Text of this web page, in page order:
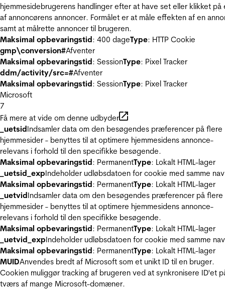
hjemmesidebrugerens handlinger efter at have set eller klikket på
af annoncørens annoncer. Formålet er at måle effekten af en
samt at målrette annoncer til brugeren.
Maksimal opbevaringstid: 400 dageType: HTTP Cookie
gmp\conversion#Afventer
Maksimal opbevaringstid: SessionType: Pixel Tracker
ddm/activity/src=#Afventer
Maksimal opbevaringstid: SessionType: Pixel Tracker
Microsoft
7
Få mere at vide om denne udbyder
_uetsidIndsamler data om den besøgendes præferencer på flere
hjemmesider - benyttes til at optimere hjemmesidens annonce-
relevans i forhold til den specifikke besøgende.
Maksimal opbevaringstid: PermanentType: Lokalt HTML-lager
_uetsid_expIndeholder udløbsdatoen for cookie med samme
Maksimal opbevaringstid: PermanentType: Lokalt HTML-lager
_uetvidIndsamler data om den besøgendes præferencer på flere
hjemmesider - benyttes til at optimere hjemmesidens annonce-
relevans i forhold til den specifikke besøgende.
Maksimal opbevaringstid: PermanentType: Lokalt HTML-lager
_uetvid_expIndeholder udløbsdatoen for cookie med samme
Maksimal opbevaringstid: PermanentType: Lokalt HTML-lager
MUIDAnvendes bredt af Microsoft som et unikt ID til en bruger.
Cookien muliggør tracking af brugeren ved at synkronisere ID'et
tværs af mange Microsoft-domæner.